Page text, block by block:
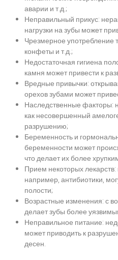
аварии и т.д.;
Неправильный прикус:
нагрузки на зубы может
Чрезмерное употребление
конфеты и т.д.;
Недостаточная гигиена
камня может привести к
Вредные привычки:
орехов зубами может
Наследственные факторы:
как несовершенный
разрушению;
Беременность и
беременности может
что делает их более
Прием некоторых
например, антибиотики,
полости;
Возрастные изменения: с
делает зубы более
Неправильное питание:
может приводить к
десен.